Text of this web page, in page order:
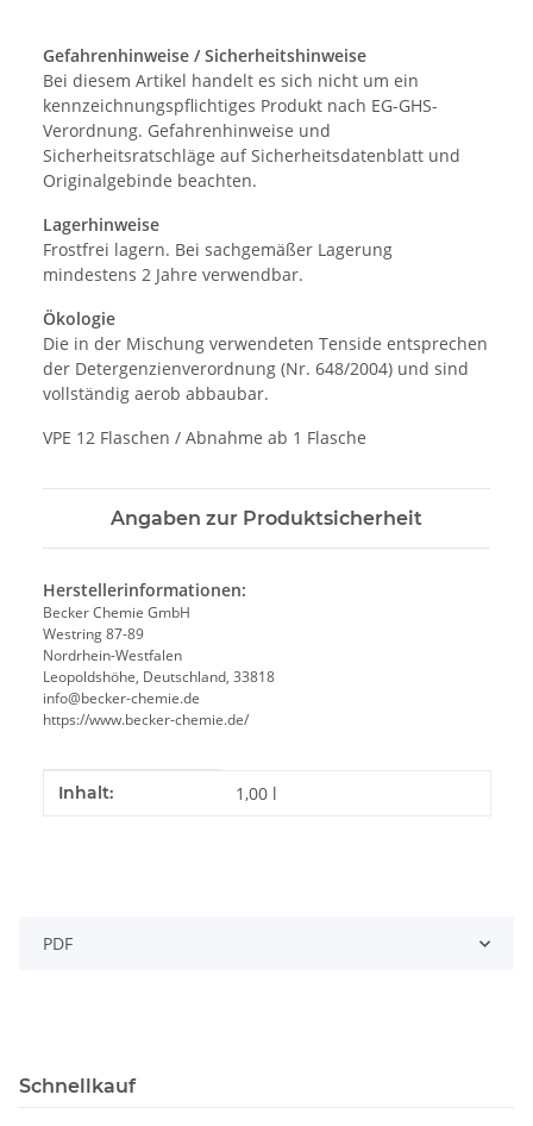
Gefahrenhinweise / Sicherheitshinweise
Bei diesem Artikel handelt es sich nicht um ein
kennzeichnungspflichtiges Produkt nach EG-GHS-
Verordnung. Gefahrenhinweise und
Sicherheitsratschläge auf Sicherheitsdatenblatt und
Originalgebinde beachten.
Lagerhinweise
Frostfrei lagern. Bei sachgemäßer Lagerung
mindestens 2 Jahre verwendbar.
Ökologie
Die in der Mischung verwendeten Tenside entsprechen
der Detergenzienverordnung (Nr. 648/2004) und sind
vollständig aerob abbaubar.
VPE 12 Flaschen / Abnahme ab 1 Flasche
Angaben zur Produktsicherheit
Herstellerinformationen:
Becker Chemie GmbH
Westring 87-89
Nordrhein-Westfalen
Leopoldshöhe, Deutschland, 33818
info@becker-chemie.de
https://www.becker-chemie.de/
Produkteigenschaft
Wert
Inhalt: 1,00 l
PDF
Schnellkauf